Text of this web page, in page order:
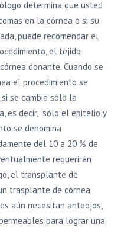
determina que usted
en la córnea o si su
puede recomendar el
el tejido
donante. Cuando se
el procedimiento se
se cambia sólo la
es decir, sólo el epitelio y
se denomina
del 10 a 20 % de
requerirán
el transplante de
trasplante de córnea
aún necesitan anteojos,
para lograr una